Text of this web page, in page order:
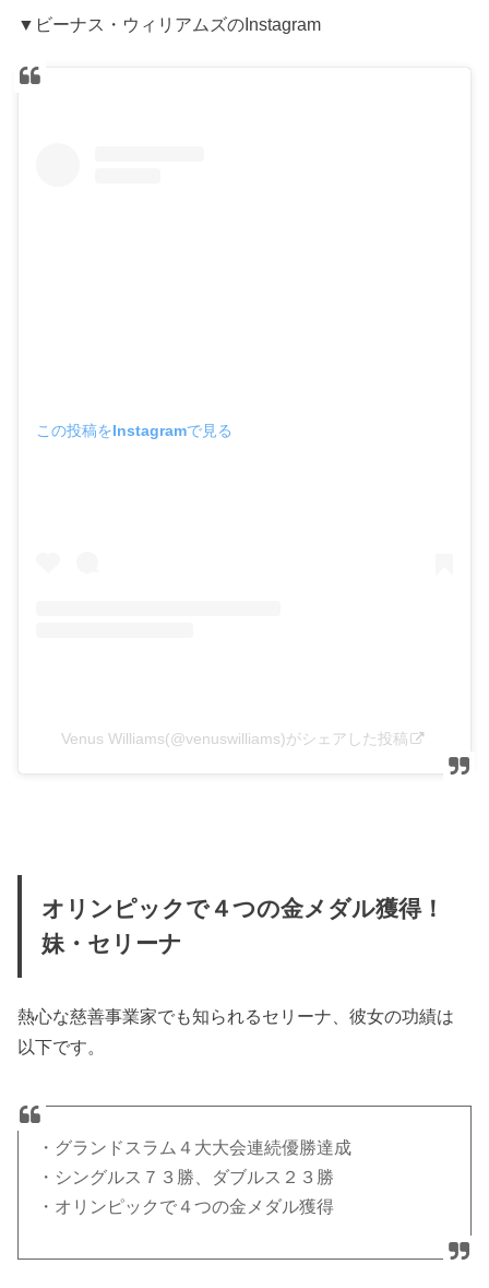
▼ビーナス・ウィリアムズのInstagram
この投稿をInstagramで見る
Venus Williams(@venuswilliams)がシェアした投稿
オリンピックで４つの金メダル獲得！
妹・セリーナ
熱心な慈善事業家でも知られるセリーナ、彼女の功績は
以下です。
・グランドスラム４大大会連続優勝達成
・シングルス７３勝、ダブルス２３勝
・オリンピックで４つの金メダル獲得